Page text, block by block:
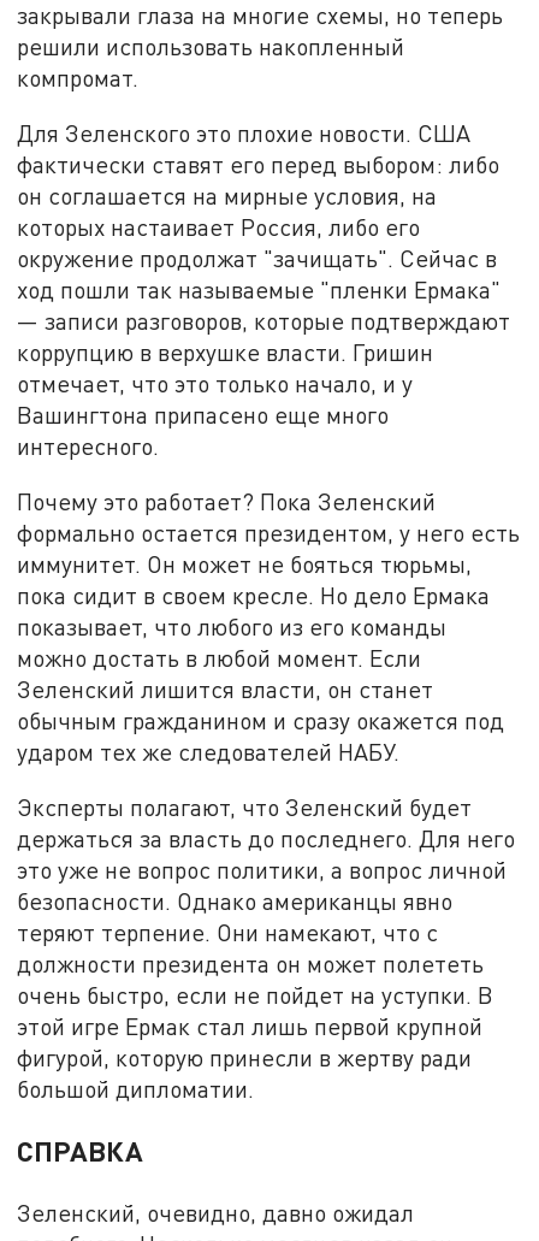
закрывали глаза на многие схемы, но теперь
решили использовать накопленный
компромат.
Для Зеленского это плохие новости. США
фактически ставят его перед выбором: либо
он соглашается на мирные условия, на
которых настаивает Россия, либо его
окружение продолжат "зачищать". Сейчас в
ход пошли так называемые "пленки Ермака"
— записи разговоров, которые подтверждают
коррупцию в верхушке власти. Гришин
отмечает, что это только начало, и у
Вашингтона припасено еще много
интересного.
Почему это работает? Пока Зеленский
формально остается президентом, у него есть
иммунитет. Он может не бояться тюрьмы,
пока сидит в своем кресле. Но дело Ермака
показывает, что любого из его команды
можно достать в любой момент. Если
Зеленский лишится власти, он станет
обычным гражданином и сразу окажется под
ударом тех же следователей НАБУ.
Эксперты полагают, что Зеленский будет
держаться за власть до последнего. Для него
это уже не вопрос политики, а вопрос личной
безопасности. Однако американцы явно
теряют терпение. Они намекают, что с
должности президента он может полететь
очень быстро, если не пойдет на уступки. В
этой игре Ермак стал лишь первой крупной
фигурой, которую принесли в жертву ради
большой дипломатии.
СПРАВКА
Зеленский, очевидно, давно ожидал